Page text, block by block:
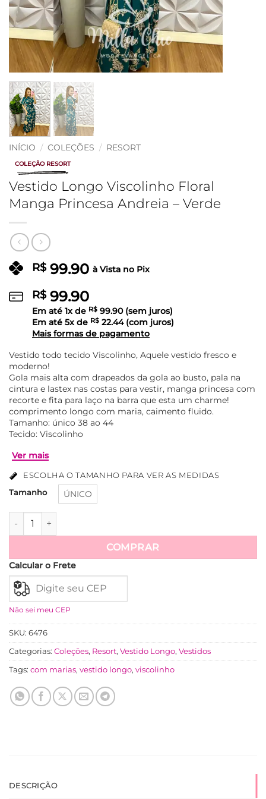
INÍCIO / COLEÇÕES / RESORT
COLEÇÃO RESORT
Vestido Longo Viscolinho Floral
Manga Princesa Andreia – Verde
R$99.90 à Vista no Pix
R$99.90
Em até 1x de R$ 99.90(sem juros)
Em até 5x de R$ 22.44(com juros)
Mais formas de pagamento
Vestido todo tecido Viscolinho, Aquele vestido fresco e
moderno!
Gola mais alta com drapeados da gola ao busto, pala na
cintura e lastex nas costas para vestir, manga princesa com
recorte e fita para laço na barra que esta um charme!
comprimento longo com maria, caimento fluido.
Tamanho: único 38 ao 44
Tecido: Viscolinho
Ver mais
ESCOLHA O TAMANHO PARA VER AS MEDIDAS
Tamanho ÚNICO
Vestido Longo Viscolinho Floral Manga Princesa Andreia -
COMPRAR
Calcular o Frete
Não sei meu CEP
SKU: 6476
Categorias: Coleções, Resort, Vestido Longo, Vestidos
Tags: com marias, vestido longo, viscolinho
DESCRIÇÃO